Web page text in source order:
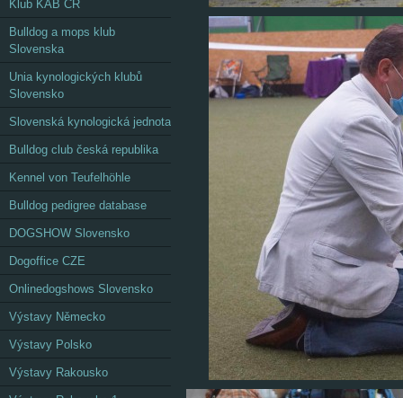
Klub KAB ČR
Bulldog a mops klub
Slovenska
Unia kynologických klubů
Slovensko
Slovenská kynologická jednota
Bulldog club česká republika
Kennel von Teufelhöhle
Bulldog pedigree database
DOGSHOW Slovensko
Dogoffice CZE
Onlinedogshows Slovensko
Výstavy Německo
Výstavy Polsko
Výstavy Rakousko